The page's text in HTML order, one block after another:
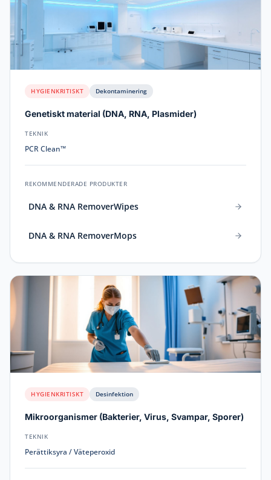
HYGIENKRITISKT Dekontaminering
Genetiskt material (DNA, RNA, Plasmider)
TEKNIK
PCR Clean™
REKOMMENDERADE PRODUKTER
DNA & RNA RemoverWipes
DNA & RNA RemoverMops
HYGIENKRITISKT Desinfektion
Mikroorganismer (Bakterier, Virus, Svampar, Sporer)
TEKNIK
Perättiksyra / Väteperoxid